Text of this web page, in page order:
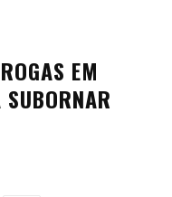
EM